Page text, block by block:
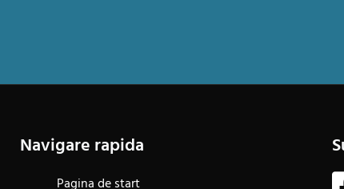
Navigare rapida
Pagina de start